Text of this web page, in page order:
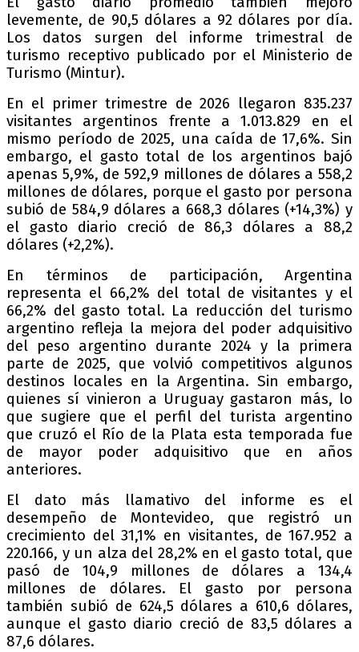
levemente, de 90,5 dólares a 92 dólares por día.
Los datos surgen del informe trimestral de
turismo receptivo publicado por el Ministerio de
Turismo (Mintur).
En el primer trimestre de 2026 llegaron 835.237
visitantes argentinos frente a 1.013.829 en el
mismo período de 2025, una caída de 17,6%. Sin
embargo, el gasto total de los argentinos bajó
apenas 5,9%, de 592,9 millones de dólares a 558,2
millones de dólares, porque el gasto por persona
subió de 584,9 dólares a 668,3 dólares (+14,3%) y
el gasto diario creció de 86,3 dólares a 88,2
dólares (+2,2%).
En términos de participación, Argentina
representa el 66,2% del total de visitantes y el
66,2% del gasto total. La reducción del turismo
argentino refleja la mejora del poder adquisitivo
del peso argentino durante 2024 y la primera
parte de 2025, que volvió competitivos algunos
destinos locales en la Argentina. Sin embargo,
quienes sí vinieron a Uruguay gastaron más, lo
que sugiere que el perfil del turista argentino
que cruzó el Río de la Plata esta temporada fue
de mayor poder adquisitivo que en años
anteriores.
El dato más llamativo del informe es el
desempeño de Montevideo, que registró un
crecimiento del 31,1% en visitantes, de 167.952 a
220.166, y un alza del 28,2% en el gasto total, que
pasó de 104,9 millones de dólares a 134,4
millones de dólares. El gasto por persona
también subió de 624,5 dólares a 610,6 dólares,
aunque el gasto diario creció de 83,5 dólares a
87,6 dólares.